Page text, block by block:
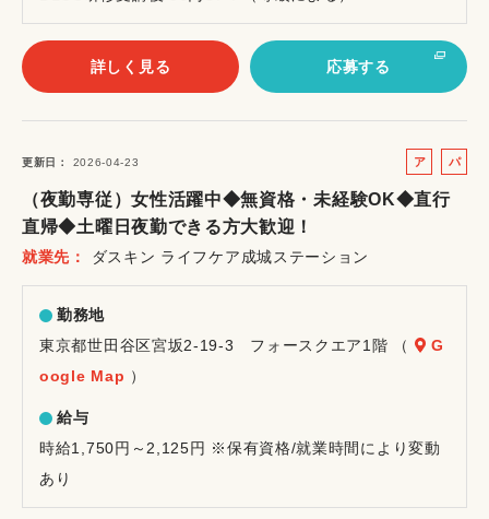
詳しく見る 応募する
更新日 2026-04-23
ア
バ
パ
（夜勤専従）女性活躍中◆無資格・未経験OK◆直行
直帰◆土曜日夜勤できる方大歓迎！
就業先 ダスキン ライフケア成城ステーション
勤務地
東京都世田谷区宮坂2-19-3 フォースクエア1階 （
G
oogle Map ）
給与
時給1,750円～2,125円 ※保有資格/就業時間により変動
あり